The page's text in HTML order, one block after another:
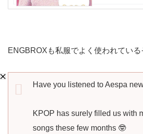
ENGBROXも私服でよく使われている
Have you listened to Aespa
KPOP has surely filled us with
songs these few months 🤓